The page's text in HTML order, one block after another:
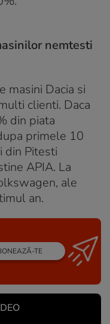
nemtesti
masini Dacia si
clienti. Daca
din piata
primele 10
din Pitesti
APIA. La
ale
an.
TE